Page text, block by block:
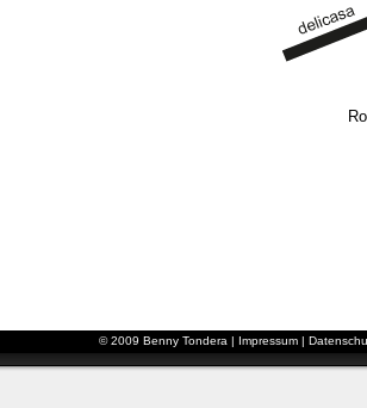
© 2009 Benny Tondera | Impressum |